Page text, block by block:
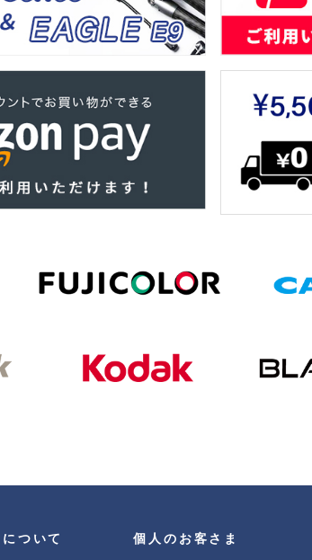
ついて 個人のお客さま